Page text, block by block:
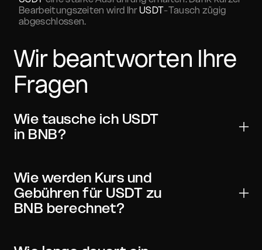
Bearbeitungszeiten wird IhrUSDT-Tausch zügig
abgeschlossen.
Wir beantworten Ihre
Fragen
Wie tausche ich USDT
in BNB?
geben Sie den Betrag ein und prüfen Sie Live-Kurs und
Gebühren. Senden Sie anschließend USDT an die
angezeigte Einzahlungsadresse. Nach den
erforderlichen Netzwerkbestätigungen erhalten Sie
Wie werden Kurs und
Gebühren für USDT zu
BNB berechnet?
DEX-Liquidität und führt die beste verfügbare Route